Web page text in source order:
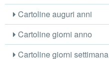
Cartoline auguri anni
Cartoline giorni anno
Cartoline giorni settimana